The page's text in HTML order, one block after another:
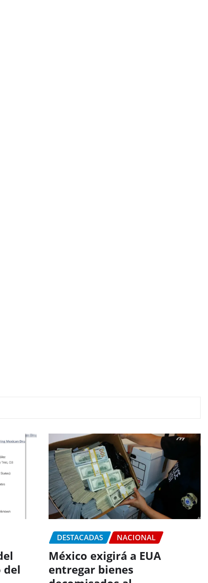
del
DESTACADAS NACIONAL
México exigirá a EUA
entregar bienes